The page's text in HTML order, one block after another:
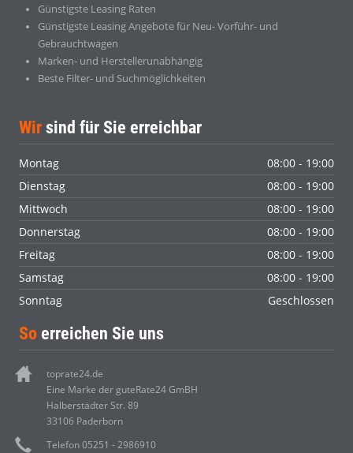
Günstigste Leasing Raten
Günstigste Leasing Angebote für Neu- Vorführ- und
Gebrauchtwagen
Marken- und Herstellerunabhängig
Beste Filter- und Suchmöglichkeiten
Wir sind für Sie erreichbar
Montag
08:00 - 19:00
Dienstag
08:00 - 19:00
Mittwoch
08:00 - 19:00
Donnerstag
08:00 - 19:00
Freitag
08:00 - 19:00
Samstag
08:00 - 19:00
Sonntag
Geschlossen
So erreichen Sie uns
toprate24.de
Eine Marke der guteRate24 GmBH
Halberstädter Str. 89
33106 Paderborn
Telefon 05251 - 2986910